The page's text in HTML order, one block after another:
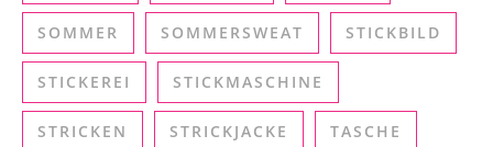
SOMMER SOMMERSWEAT STICKBILD
STICKEREI STICKMASCHINE
STRICKEN STRICKJACKE TASCHE